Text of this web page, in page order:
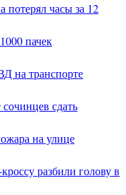
часы за 12
пачек
на транспорте
сочинцев сдать
на улице
разбили голову в